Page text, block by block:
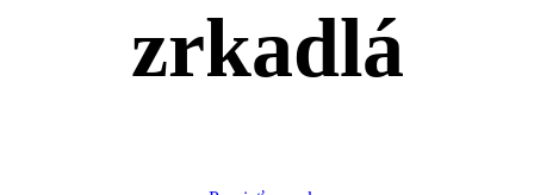
zrkadlá